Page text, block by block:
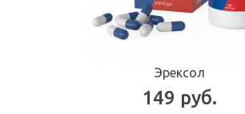
Эрексол
149 руб.